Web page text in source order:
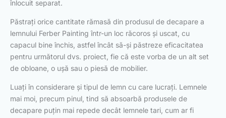
înlocuit separat.
Păstrați orice cantitate rămasă din produsul de decapare a
lemnului Ferber Painting într-un loc răcoros și uscat, cu
capacul bine închis, astfel încât să-și păstreze eficacitatea
pentru următorul dvs. proiect, fie că este vorba de un alt set
de obloane, o ușă sau o piesă de mobilier.
Luați în considerare și tipul de lemn cu care lucrați. Lemnele
mai moi, precum pinul, tind să absoarbă produsele de
decapare puțin mai repede decât lemnele tari, cum ar fi